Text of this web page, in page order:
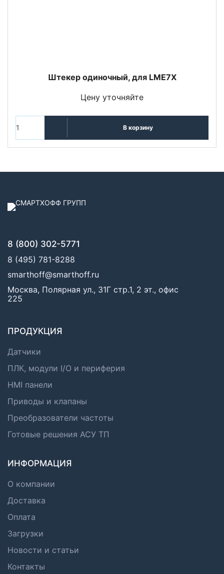
Штекер одиночный, для LME7X
Цену уточняйте
В корзину
8 (800) 302-5771
8 (495) 781-8288
smarthoff@smarthoff.ru
Москва, Полярная ул., 31Г стр.1, 2 эт., офис
225
ПРОДУКЦИЯ
Датчики
ПЛК, модули I/O и периферия
HMI панели
Приводы и клапаны
Преобразователи частоты
Готовые решения АСУ ТП
ИНФОРМАЦИЯ
О компании
Доставка
Оплата
Загрузки
Новости и статьи
Контакты